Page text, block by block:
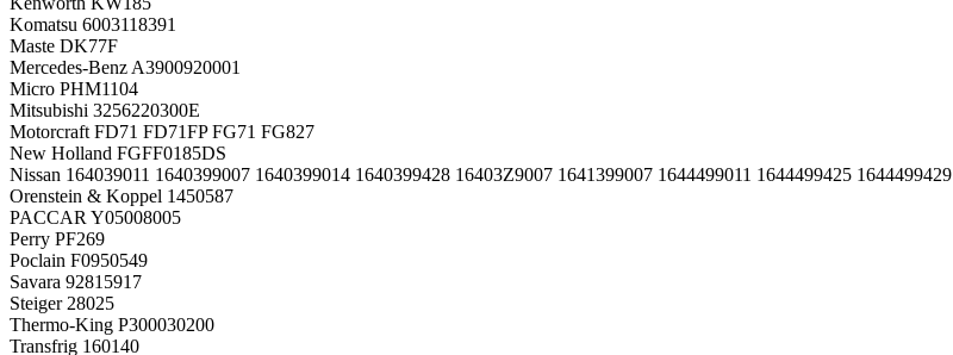
Komatsu 6003118391
Maste DK77F
Mercedes-Benz A3900920001
Micro PHM1104
Mitsubishi 3256220300E
Motorcraft FD71 FD71FP FG71 FG827
New Holland FGFF0185DS
Nissan 164039011 1640399007 1640399014 1640399428 16403Z9007 1641399007 1644499011 1644499425 1644499429
Orenstein & Koppel 1450587
PACCAR Y05008005
Perry PF269
Poclain F0950549
Savara 92815917
Steiger 28025
Thermo-King P300030200
Transfrig 160140